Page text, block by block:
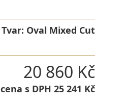
Tvar: Oval Mixed Cut
20 860 Kč
cena s DPH 25 241 Kč